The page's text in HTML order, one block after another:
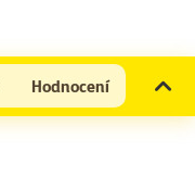
Hodnocení